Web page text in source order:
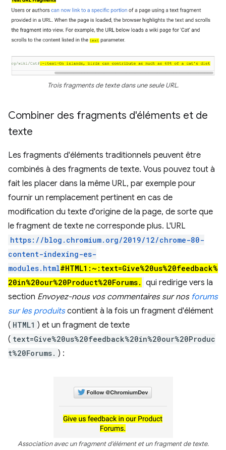
Trois fragments de texte dans une seule URL.
Combiner des fragments d'éléments et de
texte
Les fragments d'éléments traditionnels peuvent être
combinés à des fragments de texte. Vous pouvez tout à
fait les placer dans la même URL, par exemple pour
fournir un remplacement pertinent en cas de
modification du texte d'origine de la page, de sorte que
le fragment de texte ne corresponde plus. L'URL
https://blog.chromium.org/2019/12/chrome-80-
content-indexing-es-
modules.html#HTML1:~:text=Give%20us%20feedback%
20in%20our%20Product%20Forums. qui redirige vers la
section Envoyez-nous vos commentaires sur nos forums
sur les produitscontient à la fois un fragment d'élément
( HTML1 ) et un fragment de texte
( text=Give%20us%20feedback%20in%20our%20Produc
t%20Forums. ) :
Association avec un fragment d'élément et un fragment de texte.